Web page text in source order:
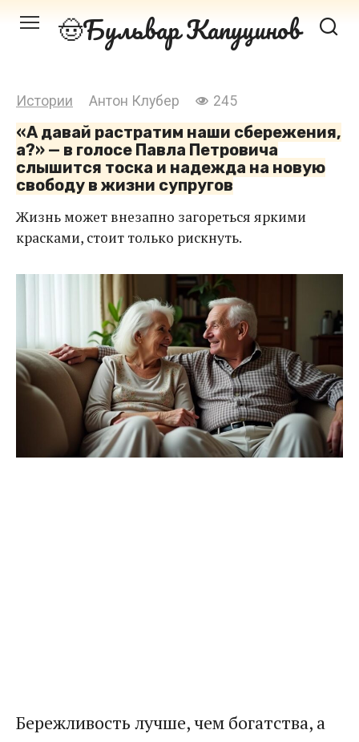
Перейти Бульвар Капуцинов
Истории Антон Клубер 245
«А давай растратим наши сбережения,
а?» — в голосе Павла Петровича
слышится тоска и надежда на новую
свободу в жизни супругов
Жизнь может внезапно загореться яркими
красками, стоит только рискнуть.
Бережливость лучше, чем богатства, а